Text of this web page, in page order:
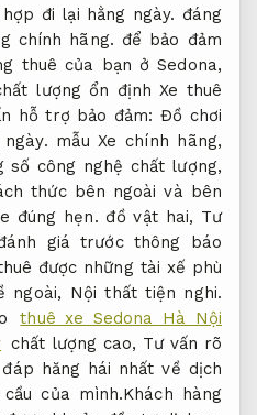
hợp đi lại hằng ngày. đáng
chính hãng. để bảo đảm
thuê của bạn ở Sedona,
lượng ổn định Xe thuê
hỗ trợ bảo đảm: Đồ chơi
mẫu Xe chính hãng,
số công nghệ chất lượng,
thức bên ngoài và bên
đúng hẹn. đồ vật hai, Tư
giá trước thông báo
được những tài xế phù
ngoài, Nội thất tiện nghi.
thuê xe Sedona Hà Nội
chất lượng cao, Tư vấn rõ
hăng hái nhất về dịch
của mình.Khách hàng